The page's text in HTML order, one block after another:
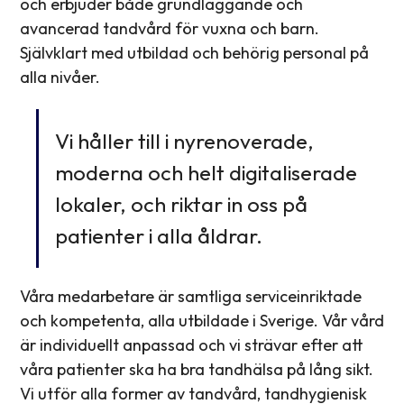
och erbjuder både grundläggande och
avancerad tandvård för vuxna och barn.
Självklart med utbildad och behörig personal på
alla nivåer.
Vi håller till i nyrenoverade,
moderna och helt digitaliserade
lokaler, och riktar in oss på
patienter i alla åldrar.
Våra medarbetare är samtliga serviceinriktade
och kompetenta, alla utbildade i Sverige. Vår vård
är individuellt anpassad och vi strävar efter att
våra patienter ska ha bra tandhälsa på lång sikt.
Vi utför alla former av tandvård, tandhygienisk